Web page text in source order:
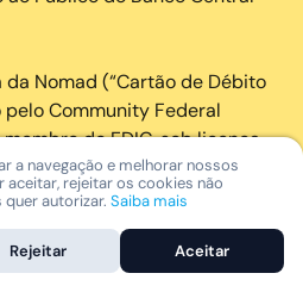
Nomad (“Cartão de Débito
Community Federal
membro do FDIC, sob licença
é gerente de programas
Débito Nomad Visa e é
por fornecer
nome do Banco para o
Visa e a conta de depósito à
a navegação e melhorar nossos
rejeitar os cookies não
autorizar. Saiba mais
Rejeitar Aceitar